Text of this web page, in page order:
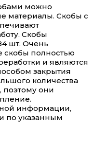
можно
материалы. Скобы с
Скобы
шт. Очень
скобы полностью
и являются
закрытия
количества
поэтому они
информации,
по указанным